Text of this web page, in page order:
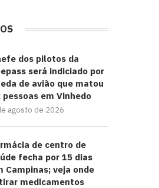
dos pilotos da
será indiciado por
de avião que matou
pessoas em Vinhedo
agosto de 2026
de centro de
fecha por 15 dias
Campinas; veja onde
medicamentos